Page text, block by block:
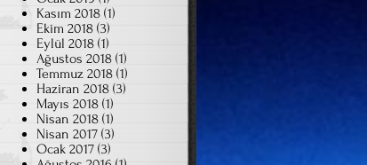
Kasım 2018 (1)
Ekim 2018 (3)
Eylül 2018 (1)
Ağustos 2018 (1)
Temmuz 2018 (1)
Haziran 2018 (3)
Mayıs 2018 (1)
Nisan 2018 (1)
Nisan 2017 (3)
Ocak 2017 (3)